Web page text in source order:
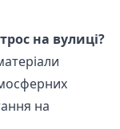
на вулиці?
на